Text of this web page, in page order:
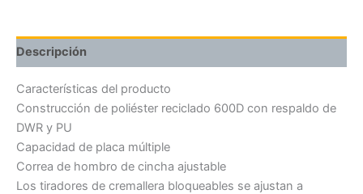
Descripción
Características del producto
Construcción de poliéster reciclado 600D con respaldo de
DWR y PU
Capacidad de placa múltiple
Correa de hombro de cincha ajustable
Los tiradores de cremallera bloqueables se ajustan a